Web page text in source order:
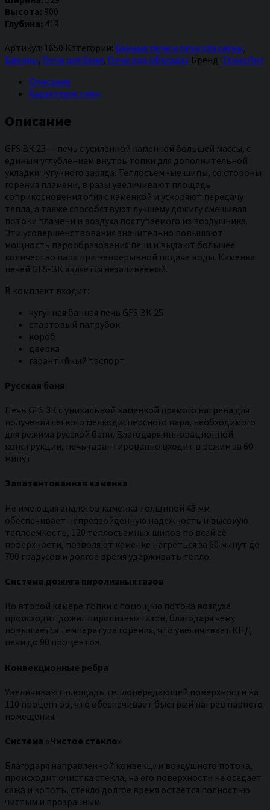
GFS
ЗК
25
Высота: 900
Глубина: 419
Артикул: 1650 Категории: Банные печи и печи для сауны,
Бренды, Печи для бани, Печи под обкладку Бренд: ТехноЛит
Описание
Характеристики
Описание
GFS ЗК 25 — печь с усиленной каменкой большей массы, с
единым углублением внутрь топки для дополнительной
укладки чугунного заряда. Теплосъемные шипы, со стороны
горения пламени, в разы увеличивают площадь
соприкосновения огня с каменкой и ускоряют передачу
тепла, а также способствуют лучшему дожигу смешивая
потоки пламени и воздуха поступаемого из воздушника.
Эти усовершенствования значительно повышают
мощность парообразования печи и выдают большее
количество пара при непрерывной подаче воды. Каменка
печей GFS-ЗК является незаливаемой.
В комплект входит:
чугунная банная печь GFS ЗК 25
стартовый патрубок
короб
дверка
гарантийный паспорт
Русская баня
Печь GFS 3К с уникальной каменкой прямого нагрева для
получения легкого мелкодисперсного пара, необходимого
для режима русской бани. Благодаря инновационной
конструкции, печь гарантированно входит в режим за 60
минут
Запатентованная каменка
Не имеющая аналогов каменка толщиной 45 мм
обеспечивает непревзойденную надежность и высокую
теплоемкость, 120 теплосъемных шипов по всей её
поверхности, позволяют каменке нагреться за 60 минут до
700 градусов и долгое время удерживать тепло.
Система дожига пиролизных газов
Во второй камере топки с помощью потока воздуха
происходит дожиг пиролизных газов, благодаря чему
повышается температура горения, что увеличивает КПД
печи до 90 процентов.
Конвекционные ребра
Увеличивают площадь теплопередающей поверхности на
110 процентов, что обеспечивает быстрый нагрев парного
помещения.
Система «Чистое стекло»
Благодаря направленной конвекции воздушного потока,
происходит очистка стекла, на его поверхности не оседает
сажа и копоть, стекло долгое время остается полностью
чистым и прозрачным.